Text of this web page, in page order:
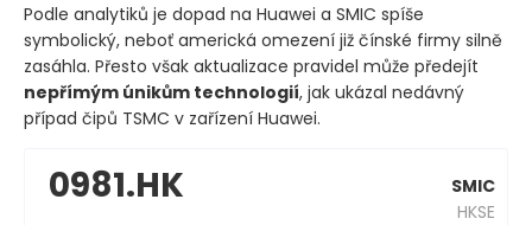
Podle analytiků je dopad na Huawei a SMIC spíše
symbolický, neboť americká omezení již čínské firmy silně
zasáhla. Přesto však aktualizace pravidel může předejít
nepřímým únikům technologií, jak ukázal nedávný
případ čipů TSMC v zařízení Huawei.
0981.HK
SMIC
HKSE